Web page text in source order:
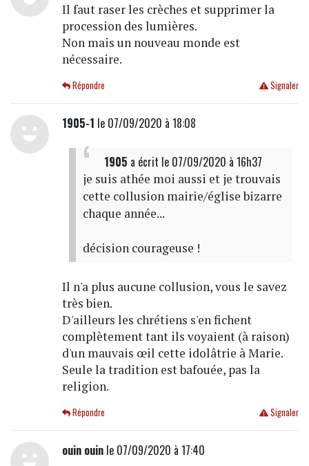
Il faut raser les crèches et supprimer la
procession des lumières.
Non mais un nouveau monde est
nécessaire.
Signaler
Répondre
1905-1 le 07/09/2020 à 18:08
1905 a écrit le 07/09/2020 à 16h37
je suis athée moi aussi et je trouvais
cette collusion mairie/église bizarre
chaque année...
décision courageuse !
Il n'a plus aucune collusion, vous le savez
très bien.
D'ailleurs les chrétiens s'en fichent
complètement tant ils voyaient (à raison)
d'un mauvais œil cette idolâtrie à Marie.
Seule la tradition est bafouée, pas la
religion.
Signaler
Répondre
ouin ouinle 07/09/2020 à 17:40